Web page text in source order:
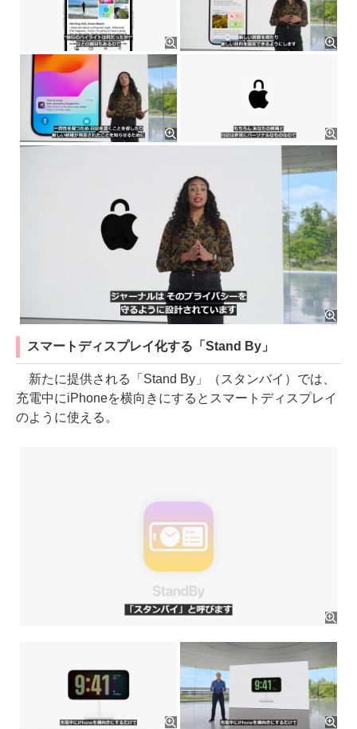
スマートディスプレイ化する「Stand By」
新たに提供される「Stand By」（スタンバイ）では、
充電中にiPhoneを横向きにするとスマートディスプレイ
のように使える。